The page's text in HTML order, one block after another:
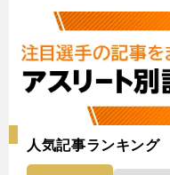
人気記事ランキング